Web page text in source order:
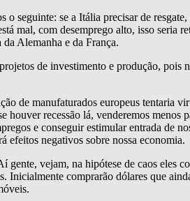
seguinte: se a Itália precisar de
mal, com desemprego alto, isso
Alemanha e da França.
de investimento e produção,
de manufaturados europeus tentaria
houver recessão lá, venderemos
e conseguir estimular entrada de
efeitos negativos sobre nossa economia.
gente, vejam, na hipótese de caos
Inicialmente comprarão dólares que